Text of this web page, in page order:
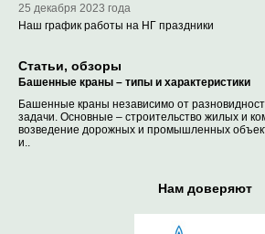
25 декабря 2023 года
Наш график работы на НГ праздники
Статьи, обзоры
Башенные краны – типы и характеристики
Башенные краны независимо от
задачи. Основные – строительство жилых и
возведение дорожных и промышленных
и..
Нам доверяют